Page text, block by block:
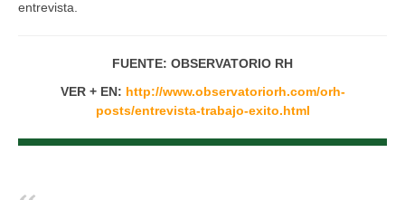
entrevista.
FUENTE: OBSERVATORIO RH
VER + EN: http://www.observatoriorh.com/orh-
posts/entrevista-trabajo-exito.html